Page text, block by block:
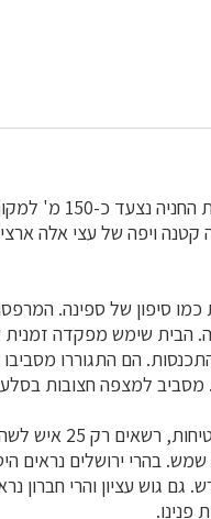
בתצפית ממצפה
ויפה של עצי אלה
סיפון של ספינה.
שימש מפקדה זמנית
הם התגוררו
מסביב למצפה חצובות
מרפסת התצפית עשויה
בהרי ירושלים נראים
גוש עציון והרי חברון